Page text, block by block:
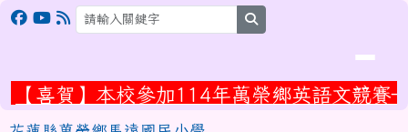
跳至主內容區
花蓮縣萬榮鄉馬遠國民小學
喜賀】本校參加114年萬榮鄉英語文競賽—榮